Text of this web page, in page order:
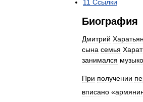
11 Ссылки
Биография
Дмитрий Харатьян
сына семья
занимался
При получении
вписано «